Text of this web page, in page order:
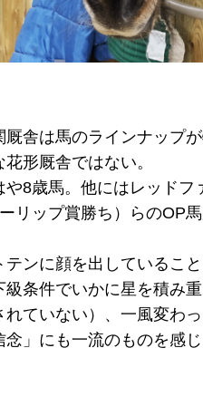
舎は馬のラインナップ
形厩舎ではない。
8歳馬。他にはレッドフ
リップ賞勝ち）らのOP
ンに顔を出しているこ
条件でいかに星を積み
ていない）、一風変わ
」にも一流のものを感じ